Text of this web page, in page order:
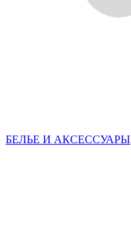
БЕЛЬЕ И АКСЕССУАРЫ